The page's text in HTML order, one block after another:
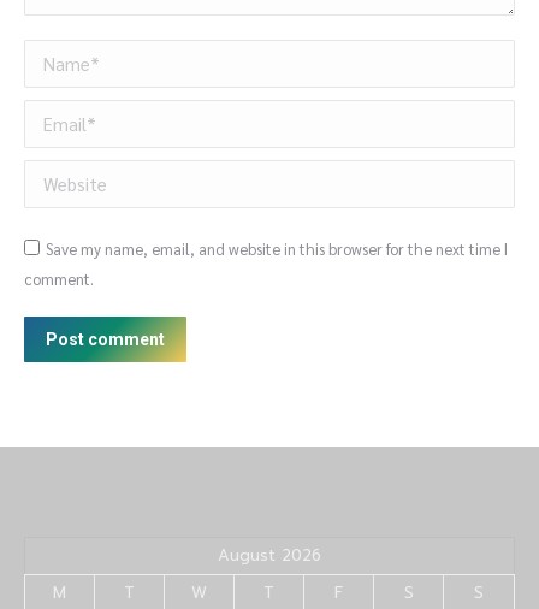
Name *
Email *
Website
Save my name, email, and website in this browser for the next time I
comment.
Post comment
August 2026
M
T W T F S
S